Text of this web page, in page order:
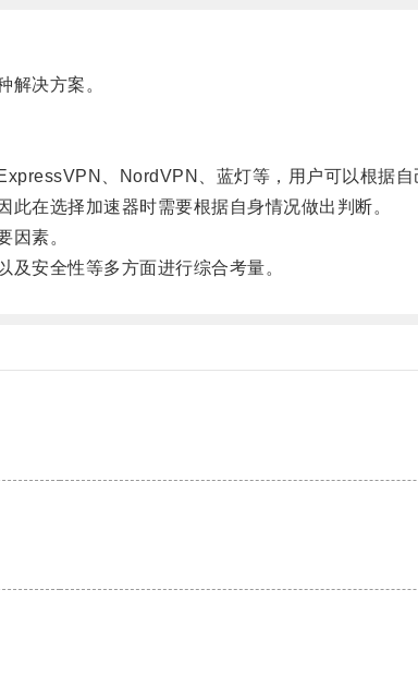
决方案。
、NordVPN、蓝灯等，用户可以根据自
在选择加速器时需要根据自身情况做出判断。
素。
安全性等多方面进行综合考量。